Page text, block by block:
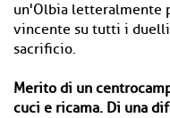
un'Olbia letteralmente
vincente su tutti i
sacrificio.
Merito di un
cuci e ricama. Di una